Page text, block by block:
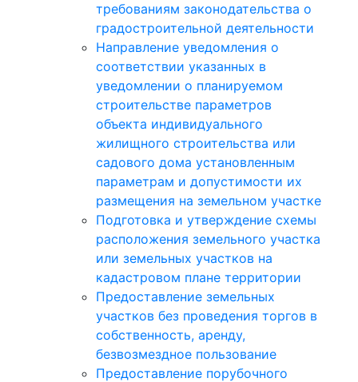
требованиям законодательства о
градостроительной деятельности
Направление уведомления о
соответствии указанных в
уведомлении о планируемом
строительстве параметров
объекта индивидуального
жилищного строительства или
садового дома установленным
параметрам и допустимости их
размещения на земельном участке
Подготовка и утверждение схемы
расположения земельного участка
или земельных участков на
кадастровом плане территории
Предоставление земельных
участков без проведения торгов в
собственность, аренду,
безвозмездное пользование
Предоставление порубочного